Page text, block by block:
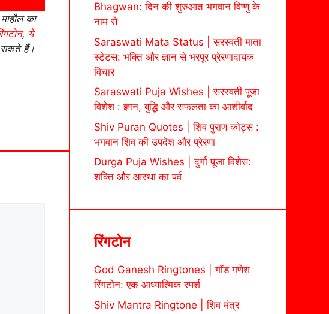
का
, ये
सकते हैं।
Bhagwan: दिन की शुरुआत भगवान विष्णु के
नाम से
Saraswati Mata Status | सरस्वती माता
स्टेटस: भक्ति और ज्ञान से भरपूर प्रेरणादायक
विचार
Saraswati Puja Wishes | सरस्वती पूजा
विशेश : ज्ञान, बुद्धि और सफलता का आशीर्वाद
Shiv Puran Quotes | शिव पुराण कोट्स :
भगवान शिव की उपदेश और प्रेरणा
Durga Puja Wishes | दुर्गा पूजा विशेस:
शक्ति और आस्था का पर्व
रिंगटोन
God Ganesh Ringtones | गॉड गणेश
रिंगटोन: एक आध्यात्मिक स्पर्श
Shiv Mantra Ringtone | शिव मंत्र